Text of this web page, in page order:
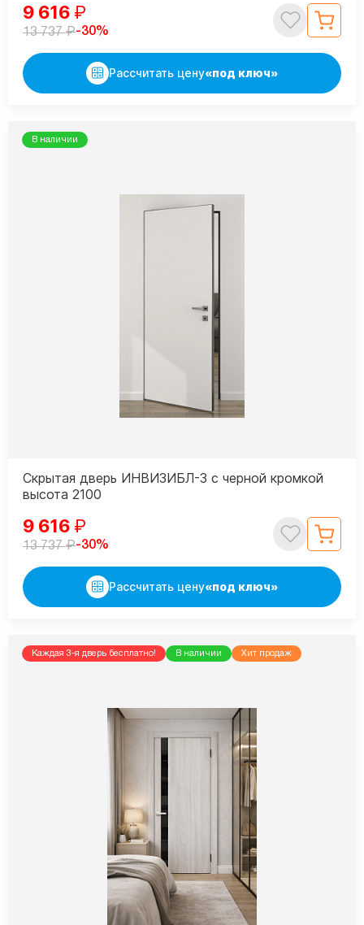
9 616 ₽
13 737₽-30%
Рассчитать цену«под ключ»
В наличии
Скрытая дверь ИНВИЗИБЛ-3 с черной кромкой
высота 2100
9 616 ₽
13 737₽-30%
Рассчитать цену«под ключ»
Каждая 3-я дверь бесплатно! В наличии Хит продаж